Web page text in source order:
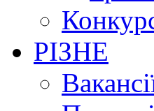
РІЗНЕ